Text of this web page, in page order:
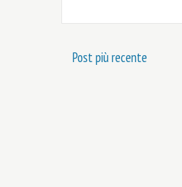
Post più recente